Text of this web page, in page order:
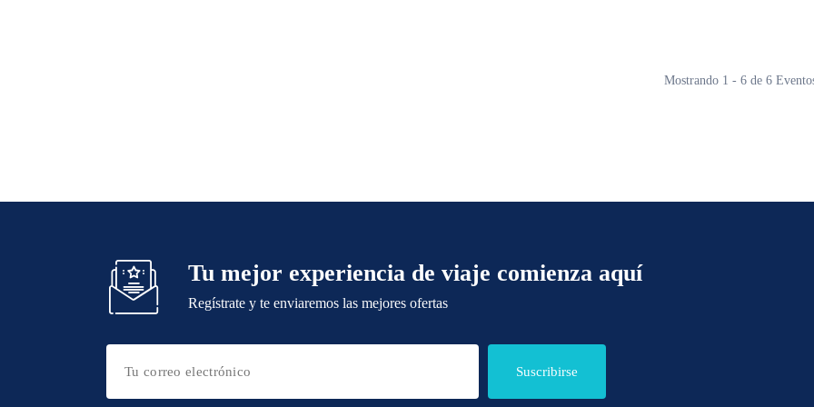
Mostrando 1 - 6 de 6
Tu mejor experiencia de viaje comienza aquí
Regístrate y te enviaremos las mejores ofertas
Suscribirse